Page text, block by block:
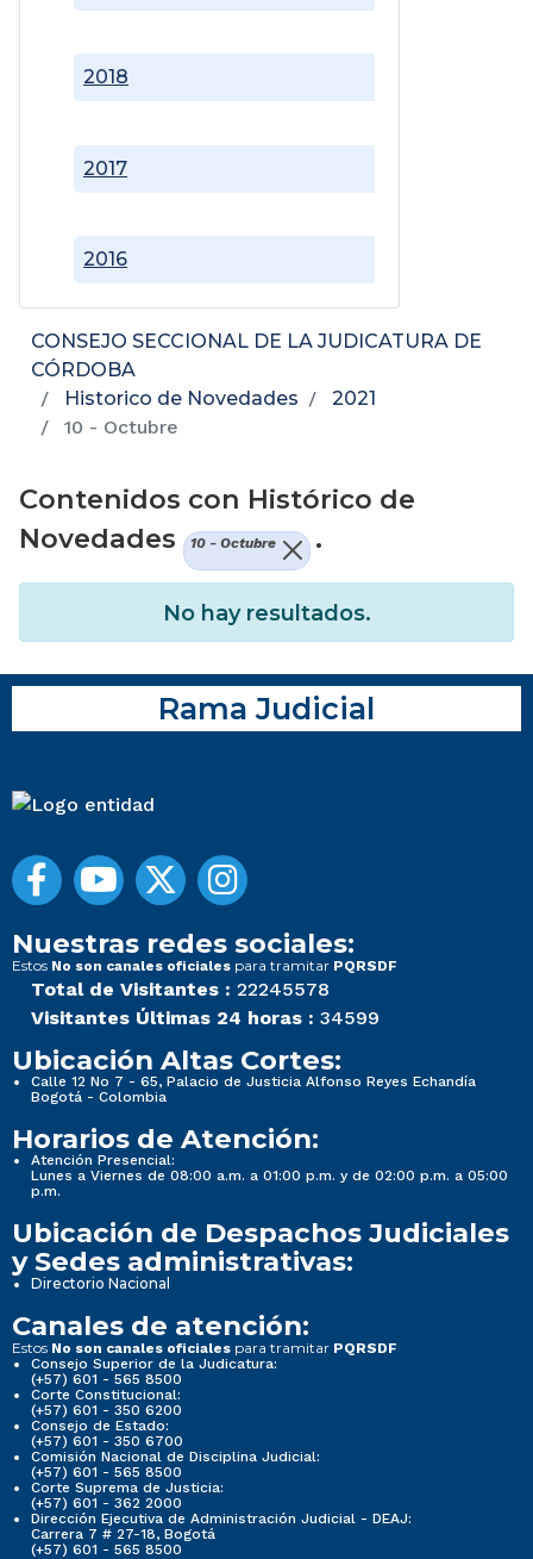
2016
2017
2018
CONSEJO SECCIONAL DE LA JUDICATURA DE
CÓRDOBA
Historico de Novedades
2021
10 - Octubre
Contenidos con Histórico de
Novedades
10 - Octubre .
No hay resultados.
Rama Judicial
Nuestras redes sociales:
Estos No son canales oficiales para tramitar PQRSDF
Total de Visitantes : 22245578
Visitantes Últimas 24 horas : 34599
Ubicación Altas Cortes:
Calle 12 No 7 - 65, Palacio de Justicia Alfonso Reyes Echandía
Bogotá - Colombia
Horarios de Atención:
Atención Presencial:
Lunes a Viernes de 08:00 a.m. a 01:00 p.m. y de 02:00 p.m. a 05:00
p.m.
Ubicación de Despachos Judiciales
y Sedes administrativas:
Directorio Nacional
Canales de atención:
Estos No son canales oficiales para tramitar PQRSDF
Consejo Superior de la Judicatura:
(+57) 601 - 565 8500
Corte Constitucional:
(+57) 601 - 350 6200
Consejo de Estado:
(+57) 601 - 350 6700
Comisión Nacional de Disciplina Judicial:
(+57) 601 - 565 8500
Corte Suprema de Justicia:
(+57) 601 - 362 2000
Dirección Ejecutiva de Administración Judicial - DEAJ:
Carrera 7 # 27-18, Bogotá
(+57) 601 - 565 8500